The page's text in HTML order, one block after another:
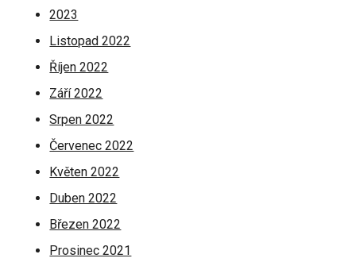
2023
Listopad 2022
Říjen 2022
Září 2022
Srpen 2022
Červenec 2022
Květen 2022
Duben 2022
Březen 2022
Prosinec 2021